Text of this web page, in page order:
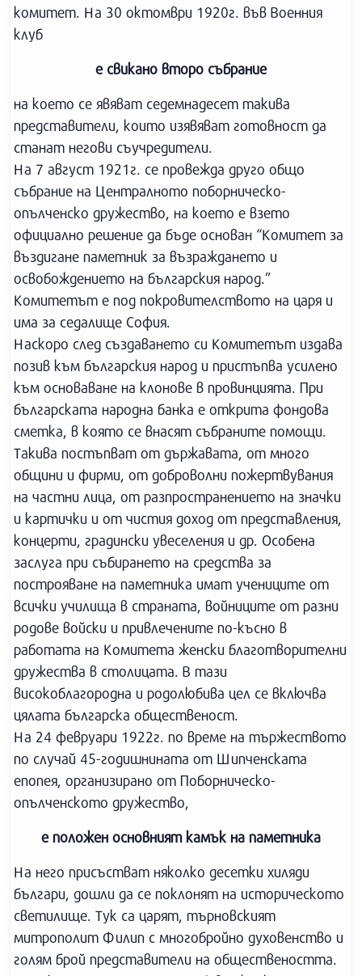
комитет. На 30 октомври 1920г. във Военния
клуб
е свикано второ събрание
на което се явяват седемнадесет такива
представители, които изявяват готовност да
станат негови съучредители.
На 7 август 1921г. се провежда друго общо
събрание на Централното поборническо-
опълченско дружество, на което е взето
официално решение да бъде основан “Комитет за
въздигане паметник за възраждането и
освобождението на българския народ.”
Комитетът е под покровителството на царя и
има за седалище София.
Наскоро след създаването си Комитетът издава
позив към българския народ и пристъпва усилено
към основаване на клонове в провинцията. При
българската народна банка е открита фондова
сметка, в която се внасят събраните помощи.
Такива постъпват от държавата, от много
общини и фирми, от доброволни пожертвувания
на частни лица, от разпространението на значки
и картички и от чистия доход от представления,
концерти, градински увеселения и др. Особена
заслуга при събирането на средства за
построяване на паметника имат учениците от
всички училища в страната, войниците от разни
родове войски и привлечените по-късно в
работата на Комитета женски благотворителни
дружества в столицата. В тази
високоблагородна и родолюбива цел се включва
цялата българска общественост.
На 24 февруари 1922г. по време на тържеството
по случай 45-годишнината от Шипченската
епопея, организирано от Поборническо-
опълченското дружество,
е положен основният камък на паметника
На него присъстват няколко десетки хиляди
българи, дошли да се поклонят на историческото
светилище. Тук са царят, търновският
митрополит Филип с многобройно духовенство и
голям брой представители на обществеността.